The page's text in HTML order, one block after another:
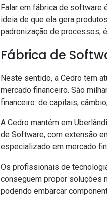
Falar emfábrica de software
ideia de que ela gera
padronização de processos,
Fábrica de
Neste sentido, a Cedro tem
mercado financeiro. São
financeiro: de capitais,
A Cedro mantém em
de Software, com extensão
especializado em mercado
Os profissionais de
conseguem propor soluções
podendo embarcar